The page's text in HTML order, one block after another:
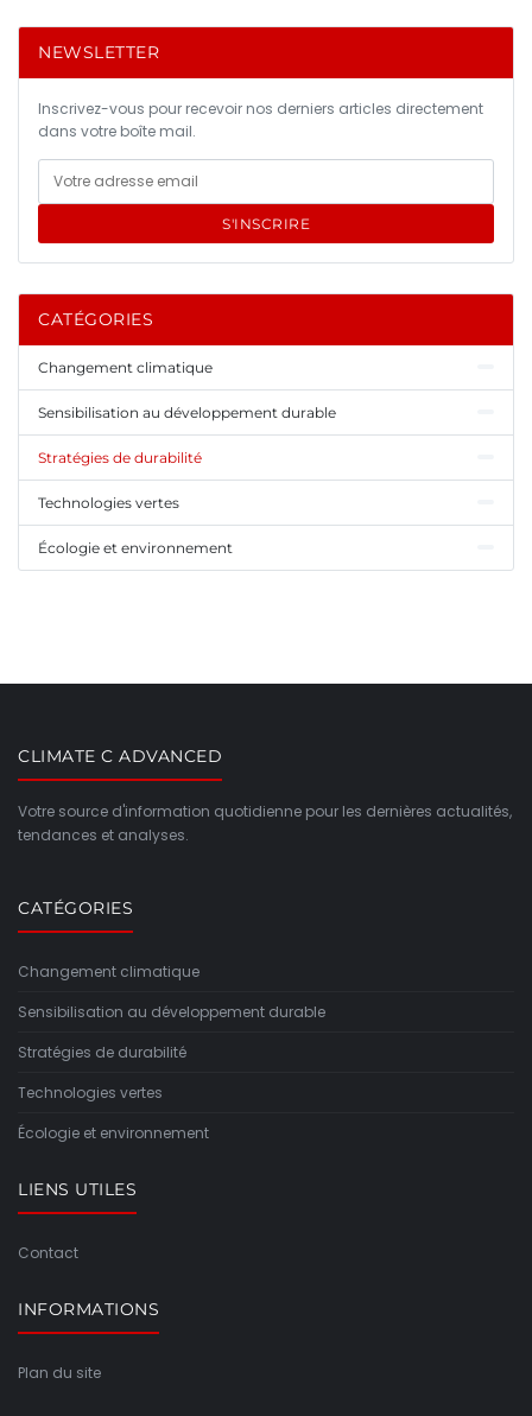
NEWSLETTER
Inscrivez-vous pour recevoir nos derniers articles directement
dans votre boîte mail.
S'INSCRIRE
CATÉGORIES
Changement climatique
Sensibilisation au développement durable
Stratégies de durabilité
Technologies vertes
Écologie et environnement
CLIMATE C ADVANCED
Votre source d'information quotidienne pour les dernières actualités,
tendances et analyses.
CATÉGORIES
Changement climatique
Sensibilisation au développement durable
Stratégies de durabilité
Technologies vertes
Écologie et environnement
LIENS UTILES
Contact
INFORMATIONS
Plan du site